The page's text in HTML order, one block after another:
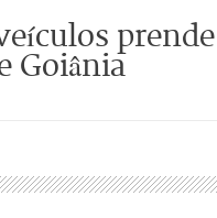
Goiânia